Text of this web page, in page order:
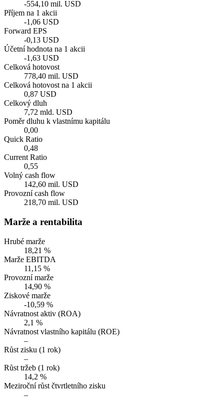
-554,10 mil. USD
Příjem na 1 akcii
-1,06 USD
Forward EPS
-0,13 USD
Účetní hodnota na 1 akcii
-1,63 USD
Celková hotovost
778,40 mil. USD
Celková hotovost na 1 akcii
0,87 USD
Celkový dluh
7,72 mld. USD
Poměr dluhu k vlastnímu kapitálu
0,00
Quick Ratio
0,48
Current Ratio
0,55
Volný cash flow
142,60 mil. USD
Provozní cash flow
218,70 mil. USD
Marže a rentabilita
Hrubé marže
18,21 %
Marže EBITDA
11,15 %
Provozní marže
14,90 %
Ziskové marže
-10,59 %
Návratnost aktiv (ROA)
2,1 %
Návratnost vlastního kapitálu (ROE)
–
Růst zisku (1 rok)
–
Růst tržeb (1 rok)
14,2 %
Meziroční růst čtvrtletního zisku
–